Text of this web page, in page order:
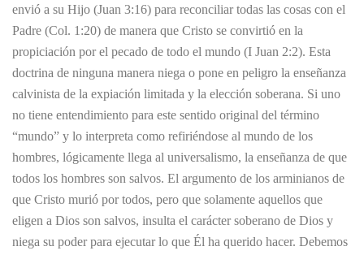
envió a su Hijo (Juan 3:16) para reconciliar todas las cosas con el
Padre (Col. 1:20) de manera que Cristo se convirtió en la
propiciación por el pecado de todo el mundo (I Juan 2:2). Esta
doctrina de ninguna manera niega o pone en peligro la enseñanza
calvinista de la expiación limitada y la elección soberana. Si uno
no tiene entendimiento para este sentido original del término
“mundo” y lo interpreta como refiriéndose al mundo de los
hombres, lógicamente llega al universalismo, la enseñanza de que
todos los hombres son salvos. El argumento de los arminianos de
que Cristo murió por todos, pero que solamente aquellos que
eligen a Dios son salvos, insulta el carácter soberano de Dios y
niega su poder para ejecutar lo que Él ha querido hacer. Debemos